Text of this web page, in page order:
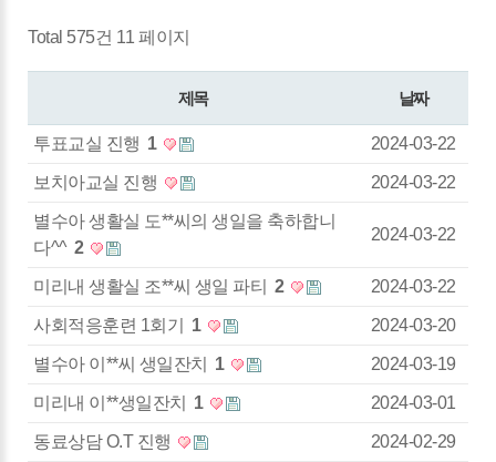
Total 575건 11 페이지
제목 날짜
투표교실 진행 1 2024-03-22
보치아교실 진행 2024-03-22
별수아 생활실 도**씨의 생일을 축하합니
다^^ 2
2024-03-22
미리내 생활실 조**씨 생일 파티 2 2024-03-22
사회적응훈련 1회기 1 2024-03-20
별수아 이**씨 생일잔치 1 2024-03-19
미리내 이**생일잔치 1 2024-03-01
동료상담 O.T 진행 2024-02-29